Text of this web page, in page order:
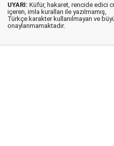
UYARI: Küfür, hakaret, rencide edici
içeren, imla kuralları ile yazılmamış,
Türkçe karakter kullanılmayan ve
onaylanmamaktadır.